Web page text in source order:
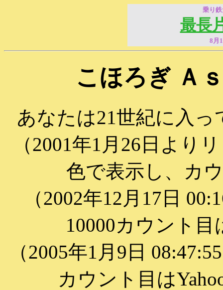
乗り
最長
8月
こほろぎ Ａ
あなたは21世紀に入っ
（2001年1月26日より
色で表示し、カ
（2002年12月17日
10000カウント
（2005年1月9日
カウント目は